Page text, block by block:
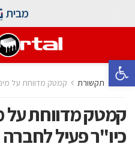
פתח סרגל נגישות
מבית
בית תקשורת קמטק מדווחת על
קמטק מדווחת על
כיו"ר פעיל לחברה